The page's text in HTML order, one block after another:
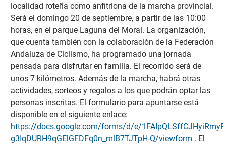
localidad roteña como anfitriona de la marcha provincial.
Será el domingo 20 de septiembre, a partir de las 10:00
horas, en el parque Laguna del Moral. La organización,
que cuenta también con la colaboración de la Federación
Andaluza de Ciclismo, ha programado una jornada
pensada para disfrutar en familia. El recorrido será de
unos 7 kilómetros. Además de la marcha, habrá otras
actividades, sorteos y regalos a los que podrán optar las
personas inscritas. El formulario para apuntarse está
disponible en el siguiente enlace:
https://docs.google.com/forms/d/e/
g3IqDURH9qGElGFDFq0n_mlB7TJTpH-Q/viewform . El